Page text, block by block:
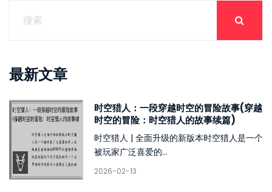
最新文章
时空猎人：一段穿越时空的冒险故事(穿越
时空的冒险：时空猎人的故事续篇)
时空猎人 | 全面升级的新版本时空猎人是一个
被玩家广泛喜爱的...
2026-02-13